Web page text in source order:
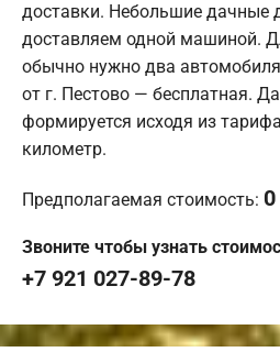
доставки. Небольшие дачные
доставляем одной машиной.
обычно нужно два
от г. Пестово — бесплатная.
формируется исходя из
километр.
Предполагаемая стоимость: 0
Звоните чтобы узнать
+7 921 027-89-78